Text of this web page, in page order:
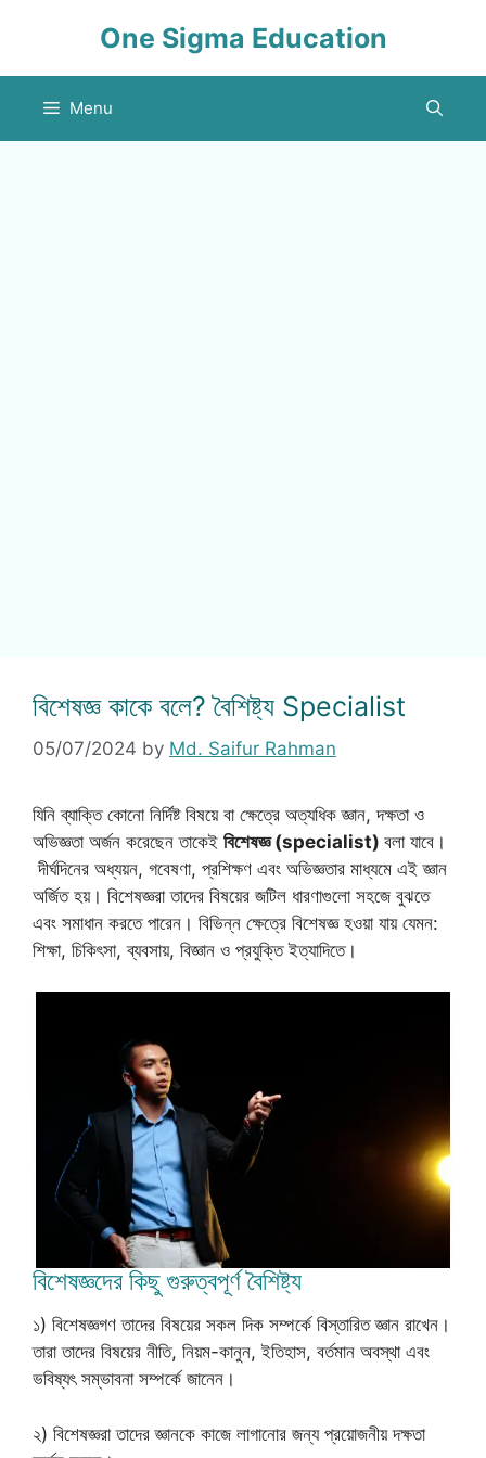
One Sigma Education
Menu
বিশেষজ্ঞ কাকে বলে? বৈশিষ্ট্য Specialist
05/07/2024 by Md. Saifur Rahman
যিনি ব্যাক্তি কোনো নির্দিষ্ট বিষয়ে বা ক্ষেত্রে অত্যধিক জ্ঞান, দক্ষতা ও
অভিজ্ঞতা অর্জন করেছেন তাকেই বিশেষজ্ঞ (specialist) বলা যাবে।
দীর্ঘদিনের অধ্যয়ন, গবেষণা, প্রশিক্ষণ এবং অভিজ্ঞতার মাধ্যমে এই জ্ঞান
অর্জিত হয়। বিশেষজ্ঞরা তাদের বিষয়ের জটিল ধারণাগুলো সহজে বুঝতে
এবং সমাধান করতে পারেন। বিভিন্ন ক্ষেত্রে বিশেষজ্ঞ হওয়া যায় যেমন:
শিক্ষা, চিকিৎসা, ব্যবসায়, বিজ্ঞান ও প্রযুক্তি ইত্যাদিতে।
বিশেষজ্ঞদের কিছু গুরুত্বপূর্ণ বৈশিষ্ট্য
১) বিশেষজ্ঞগণ তাদের বিষয়ের সকল দিক সম্পর্কে বিস্তারিত জ্ঞান রাখেন।
তারা তাদের বিষয়ের নীতি, নিয়ম-কানুন, ইতিহাস, বর্তমান অবস্থা এবং
ভবিষ্যৎ সম্ভাবনা সম্পর্কে জানেন।
২) বিশেষজ্ঞরা তাদের জ্ঞানকে কাজে লাগানোর জন্য প্রয়োজনীয় দক্ষতা